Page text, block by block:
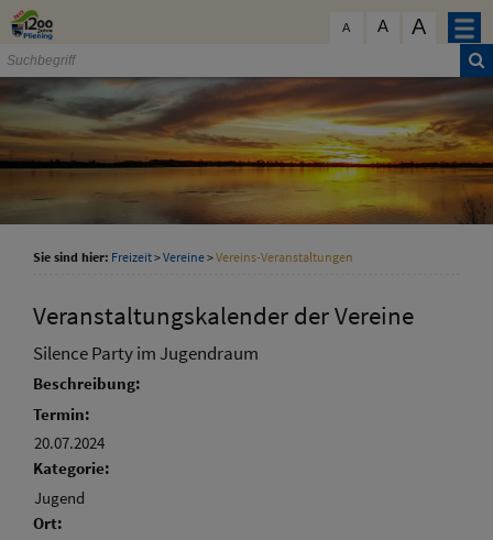
Zum Inhalt
A A A
Sie sind hier: Freizeit>Vereine>Vereins-Veranstaltungen
Veranstaltungskalender der Vereine
Silence Party im Jugendraum
Beschreibung:
Termin:
20.07.2024
Kategorie:
Jugend
Ort:
schließen